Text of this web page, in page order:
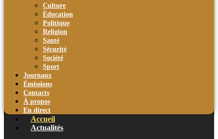
Culture
Éducation
Politique
Religion
Santé
Sécurité
Société
Sport
Journaux
Émissions
Contacts
À propos
En direct
Accueil
Actualités